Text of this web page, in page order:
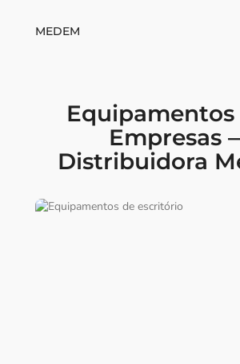
MEDEM
Equipamentos
Empresas
Distribuidora